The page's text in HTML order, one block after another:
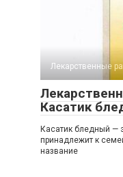
Лекарственные
Касатик
Касатик бледный —
принадлежит к
название